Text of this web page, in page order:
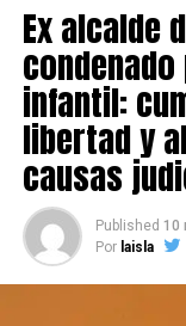
Ex alcalde
infantil:
libertad y
causas
Published 10
Por laisla